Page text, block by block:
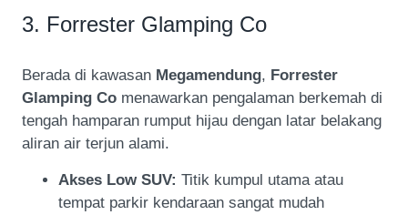
3. Forrester Glamping Co
Berada di kawasan Megamendung, Forrester
Glamping Co menawarkan pengalaman berkemah di
tengah hamparan rumput hijau dengan latar belakang
aliran air terjun alami.
Akses Low SUV: Titik kumpul utama atau
tempat parkir kendaraan sangat mudah